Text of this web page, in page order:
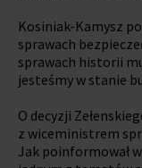
Kosiniak-Kamysz
sprawach
sprawach historii
jesteśmy w stanie
O decyzji
z wiceministrem
Jak poinformował